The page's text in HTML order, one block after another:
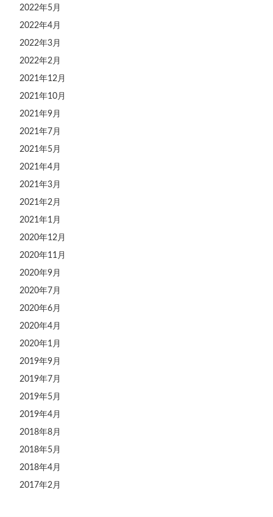
2022年5月
2022年4月
2022年3月
2022年2月
2021年12月
2021年10月
2021年9月
2021年7月
2021年5月
2021年4月
2021年3月
2021年2月
2021年1月
2020年12月
2020年11月
2020年9月
2020年7月
2020年6月
2020年4月
2020年1月
2019年9月
2019年7月
2019年5月
2019年4月
2018年8月
2018年5月
2018年4月
2017年2月